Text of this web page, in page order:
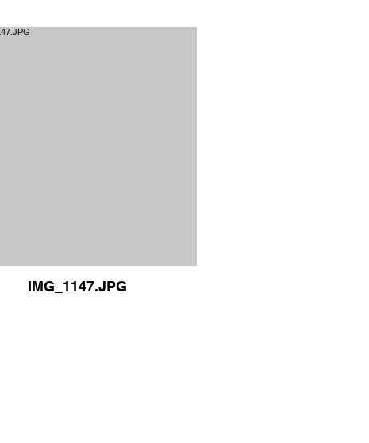
IMG_1147.JPG